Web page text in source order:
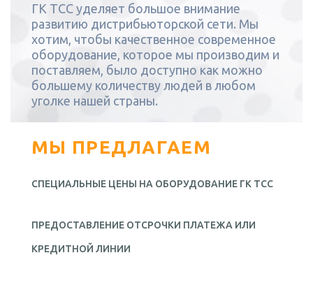
ГК ТСС уделяет большое внимание
развитию дистрибьюторской сети. Мы
хотим, чтобы качественное современное
оборудование, которое мы производим и
поставляем, было доступно как можно
большему количеству людей в любом
уголке нашей страны.
МЫ ПРЕДЛАГАЕМ
СПЕЦИАЛЬНЫЕ ЦЕНЫ НА ОБОРУДОВАНИЕ ГК ТСС
ПРЕДОСТАВЛЕНИЕ ОТСРОЧКИ ПЛАТЕЖА ИЛИ
КРЕДИТНОЙ ЛИНИИ